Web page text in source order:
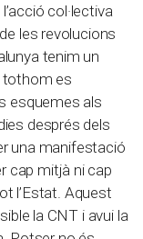
col·lectiva
les revolucions
tenim un
tothom es
esquemes als
després dels
una manifestació
cap mitjà ni cap
l’Estat. Aquest
la CNT i avui la